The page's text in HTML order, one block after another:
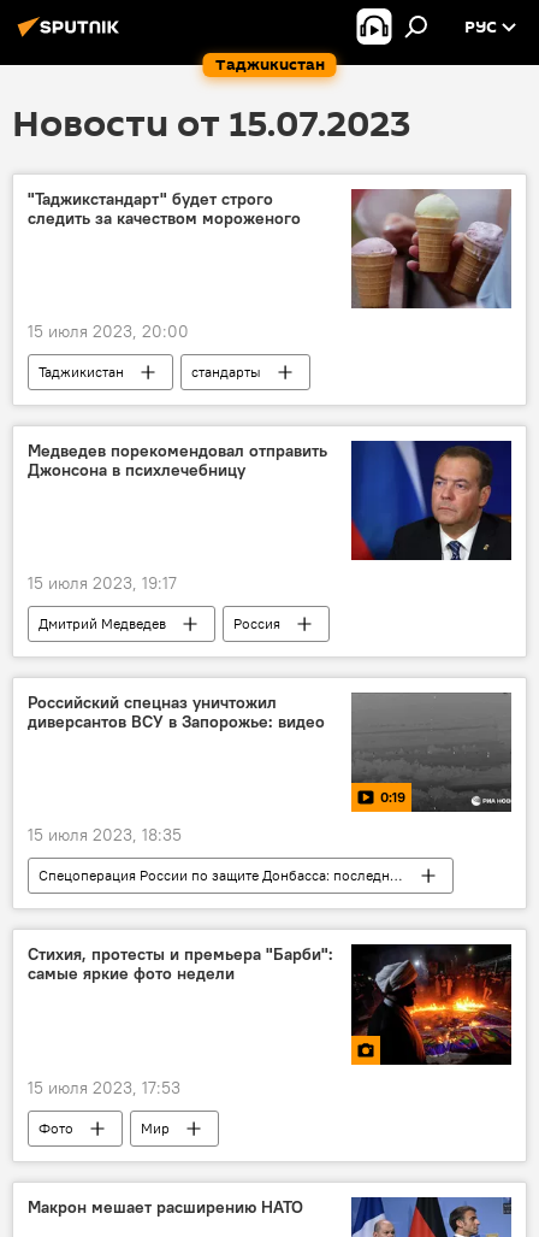
Таджикистан
РУС
Новости от 15.07.2023
"Таджикстандарт" будет строго
следить за качеством мороженого
15 июля 2023, 20:00
Таджикистан
стандарты
производство
безопасность
Медведев порекомендовал отправить
Джонсона в психлечебницу
15 июля 2023, 19:17
Дмитрий Медведев
Россия
Политика
Борис Джонсон
Великобритания
Российский спецназ уничтожил
диверсантов ВСУ в Запорожье: видео
0:19
15 июля 2023, 18:35
Спецоперация России по защите Донбасса: последние новости
Украина
Россия конфликт
Стихия, протесты и премьера "Барби":
самые яркие фото недели
15 июля 2023, 17:53
Фото Мир
Макрон мешает расширению НАТО